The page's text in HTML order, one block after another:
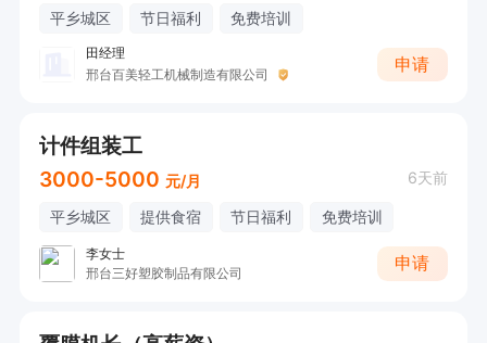
平乡城区 节日福利 免费培训
田经理
邢台百美轻工机械制造有限公司
申请
计件组装工
3000-5000 元/月 6天前
平乡城区 提供食宿 节日福利 免费培训
李女士
邢台三好塑胶制品有限公司
申请